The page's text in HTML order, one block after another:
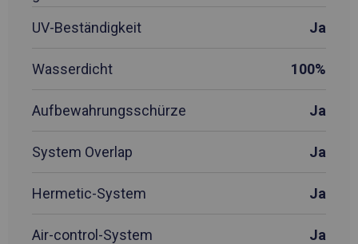
UV-Beständigkeit
Ja
Wasserdicht 100%
Aufbewahrungsschürze Ja
System Overlap Ja
Hermetic-System Ja
Air-control-System Ja